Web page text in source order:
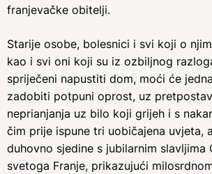
franjevačke obitelji.
Starije osobe, bolesnici i svi koji o
kao i svi oni koji su iz ozbiljnog
spriječeni napustiti dom, moći će
zadobiti potpuni oprost, uz
neprianjanja uz bilo koji grijeh i s
čim prije ispune tri uobičajena uvjeta,
duhovno sjedine s jubilarnim slavljima
svetoga Franje, prikazujući